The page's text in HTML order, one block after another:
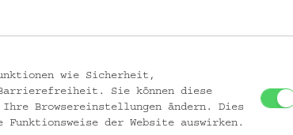
ins Volkskundemuseum Wien ein.
wie Sicherheit,
Barrierefreiheit. Sie können diese
Browsereinstellungen ändern. Dies
der Website auswirken.